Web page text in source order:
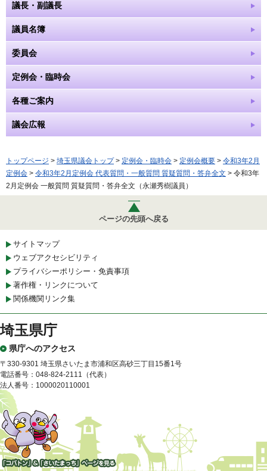
議長・副議長
議員名簿
委員会
定例会・臨時会
各種ご案内
議会広報
トップページ > 埼玉県議会トップ> 定例会・臨時会 > 定例会概要 > 令和3年2月
定例会 > 令和3年2月定例会 代表質問・一般質問 質疑質問・答弁全文 > 令和3年
2月定例会 一般質問 質疑質問・答弁全文（永瀬秀樹議員）
ページの先頭へ戻る
サイトマップ
ウェブアクセシビリティ
プライバシーポリシー・免責事項
著作権・リンクについて
関係機関リンク集
埼玉県庁
県庁へのアクセス
〒330-9301 埼玉県さいたま市浦和区高砂三丁目15番1号
電話番号：048-824-2111（代表）
法人番号：1000020110001
「コバトン」&「さいたまっ